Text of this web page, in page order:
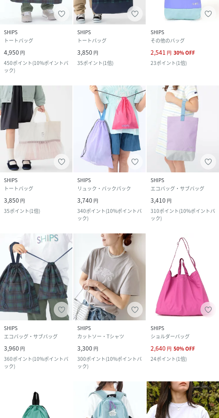
SHIPS
トートバッグ
4,950 円
450ポイント(10%ポイントバ
ック)
SHIPS
トートバッグ
3,850 円
35ポイント(1倍)
SHIPS
その他のバッグ
2,541 円 30%OFF
23ポイント(1倍)
SHIPS
トートバッグ
3,850 円
35ポイント(1倍)
SHIPS
リュック・バックパック
3,740 円
340ポイント(10%ポイントバ
ック)
SHIPS
エコバッグ・サブバッグ
3,410 円
310ポイント(10%ポイントバ
ック)
SHIPS
エコバッグ・サブバッグ
3,960 円
360ポイント(10%ポイントバ
ック)
SHIPS
カットソー・Tシャツ
3,300 円
300ポイント(10%ポイントバ
ック)
SHIPS
ショルダーバッグ
2,640 円 50%OFF
24ポイント(1倍)